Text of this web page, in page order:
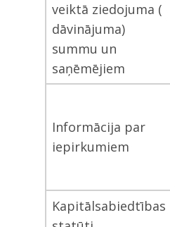
veiktā ziedojuma (
dāvinājuma)
summu un
saņēmējiem
Informācija par
iepirkumiem
Kapitālsabiedtības